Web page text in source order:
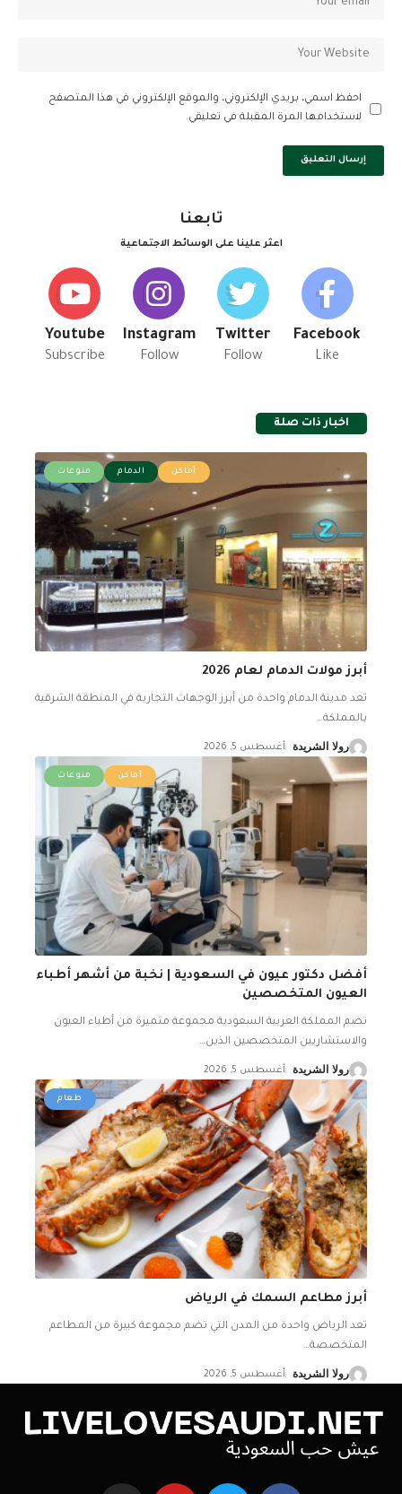
احفظ اسمي، بريدي الإلكتروني، والموقع الإلكتروني في هذا المتصفح
لاستخدامها المرة المقبلة في تعليقي.
تابعنا
اعثر علينا على الوسائط الاجتماعية
Facebook
Like
Twitter
Follow
Instagram
Follow
Youtube
Subscribe
اخبار ذات صلة
أماكن الدمام منوعات
أبرز مولات الدمام لعام 2026
تعد مدينة الدمام واحدة من أبرز الوجهات التجارية في المنطقة الشرقية
بالمملكة…
رولا الشريدة أغسطس 5, 2026
أماكن منوعات
أفضل دكتور عيون في السعودية | نخبة من أشهر أطباء
العيون المتخصصين
تضم المملكة العربية السعودية مجموعة متميزة من أطباء العيون
والاستشاريين المتخصصين الذين…
رولا الشريدة أغسطس 5, 2026
طعام
أبرز مطاعم السمك في الرياض
تعد الرياض واحدة من المدن التي تضم مجموعة كبيرة من المطاعم
المتخصصة…
رولا الشريدة أغسطس 5, 2026